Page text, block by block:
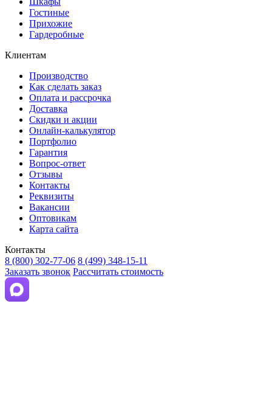
Гостиные
Прихожие
Гардеробные
Клиентам
Производство
Как сделать заказ
Оплата и рассрочка
Доставка
Скидки и акции
Онлайн-калькулятор
Портфолио
Гарантия
Вопрос-ответ
Отзывы
Контакты
Реквизиты
Вакансии
Оптовикам
Карта сайта
Контакты
8 (800) 302-77-06 8 (499) 348-15-11
Заказать звонок Рассчитать стоимость